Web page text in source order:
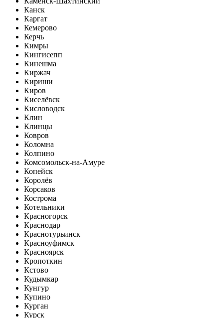
Канск
Каргат
Кемерово
Керчь
Кимры
Кингисепп
Кинешма
Киржач
Кириши
Киров
Киселёвск
Кисловодск
Клин
Клинцы
Ковров
Коломна
Колпино
Комсомольск-на-Амуре
Копейск
Королёв
Корсаков
Кострома
Котельники
Красногорск
Краснодар
Краснотурьинск
Красноуфимск
Красноярск
Кропоткин
Кстово
Кудымкар
Кунгур
Купино
Курган
Курск